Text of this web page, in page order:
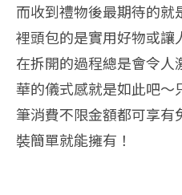
而收到禮物後最期待的
裡頭包的是實用好物或讓
在拆開的過程總是會令
華的儀式感就是如此吧～
筆消費不限金額都可享
裝簡單就能擁有！